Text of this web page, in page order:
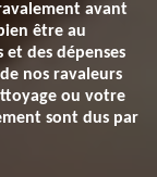
avant
être au
des dépenses
nos ravaleurs
ou votre
sont dus par